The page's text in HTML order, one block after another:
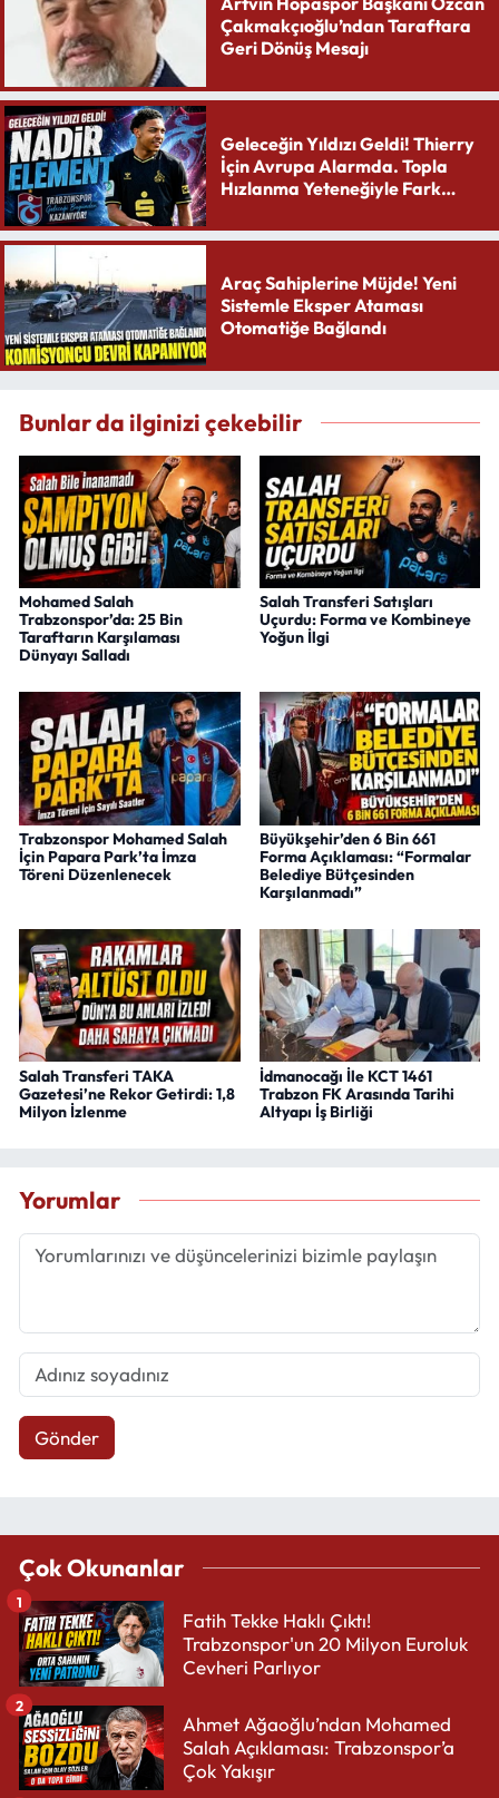
Çakmakçıoğlu’ndan Taraftara
Geri Dönüş Mesajı
Geleceğin Yıldızı Geldi! Thierry
İçin Avrupa Alarmda. Topla
Hızlanma Yeteneğiyle Fark
Araç Sahiplerine Müjde! Yeni
Sistemle Eksper Ataması
Otomatiğe Bağlandı
Bunlar da ilginizi çekebilir
Mohamed Salah
Trabzonspor’da: 25 Bin
Taraftarın Karşılaması
Dünyayı Salladı
Salah Transferi Satışları
Uçurdu: Forma ve Kombineye
Yoğun İlgi
Trabzonspor Mohamed Salah
İçin Papara Park’ta İmza
Töreni Düzenlenecek
Büyükşehir’den 6 Bin 661
Forma Açıklaması: “Formalar
Belediye Bütçesinden
Karşılanmadı”
Salah Transferi TAKA
Gazetesi’ne Rekor Getirdi: 1,8
Milyon İzlenme
İdmanocağı İle KCT 1461
Trabzon FK Arasında Tarihi
Altyapı İş Birliği
Yorumlar
Gönder
Çok Okunanlar
Fatih Tekke Haklı Çıktı!
Trabzonspor'un 20 Milyon Euroluk
Cevheri Parlıyor
1
Ahmet Ağaoğlu’ndan Mohamed
Salah Açıklaması: Trabzonspor’a
Çok Yakışır
2